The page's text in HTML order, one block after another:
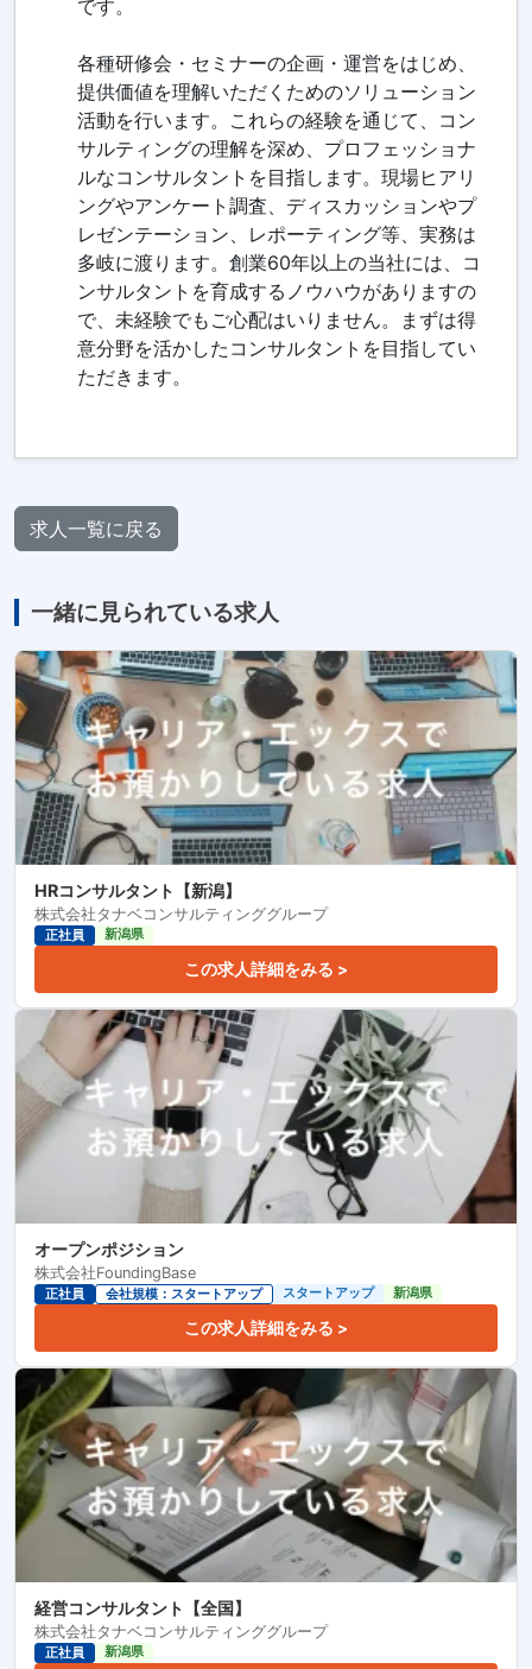
です。
各種研修会・セミナーの企画・運営をはじめ、
提供価値を理解いただくためのソリューション
活動を行います。これらの経験を通じて、コン
サルティングの理解を深め、プロフェッショナ
ルなコンサルタントを目指します。現場ヒアリ
ングやアンケート調査、ディスカッションやプ
レゼンテーション、レポーティング等、実務は
多岐に渡ります。創業60年以上の当社には、コ
ンサルタントを育成するノウハウがありますの
で、未経験でもご心配はいりません。まずは得
意分野を活かしたコンサルタントを目指してい
ただきます。
求人一覧に戻る
一緒に見られている求人
HRコンサルタント【新潟】
株式会社タナベコンサルティンググループ
正社員 新潟県
この求人詳細をみる >
オープンポジション
株式会社FoundingBase
正社員 会社規模：スタートアップ スタートアップ 新潟県
この求人詳細をみる >
経営コンサルタント【全国】
株式会社タナベコンサルティンググループ
正社員 新潟県